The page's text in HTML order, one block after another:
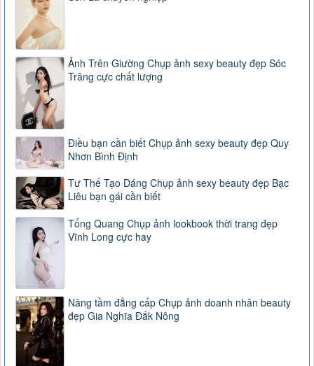
Ảnh Trên Giường Chụp ảnh sexy beauty đẹp Sóc
Trăng cực chất lượng
Điều bạn cần biết Chụp ảnh sexy beauty đẹp Quy
Nhơn Bình Định
Tư Thế Tạo Dáng Chụp ảnh sexy beauty đẹp Bạc
Liêu bạn gái cần biết
Tổng Quang Chụp ảnh lookbook thời trang đẹp
Vĩnh Long cực hay
Nâng tầm đẳng cấp Chụp ảnh doanh nhân beauty
đẹp Gia Nghĩa Đắk Nông